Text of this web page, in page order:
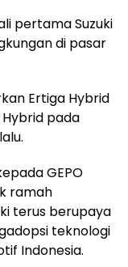
pertama Suzuki
di pasar
Ertiga Hybrid
pada
GEPO
ramah
terus berupaya
teknologi
Indonesia.